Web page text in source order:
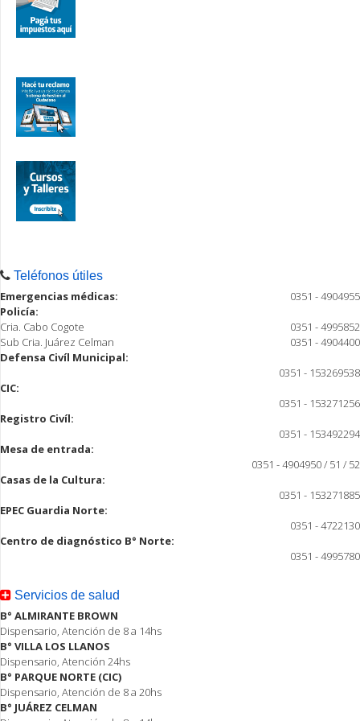
Teléfonos útiles
Emergencias médicas:
0351 - 4904955
Policía:
Cria. Cabo Cogote
0351 - 4995852
Sub Cria. Juárez Celman
0351 - 4904400
Defensa Civíl Municipal:
0351 - 153269538
CIC:
0351 - 153271256
Registro Civíl:
0351 - 153492294
Mesa de entrada:
0351 - 4904950 / 51 / 52
Casas de la Cultura:
0351 - 153271885
EPEC Guardia Norte:
0351 - 4722130
Centro de diagnóstico B° Norte:
0351 - 4995780
Servicios de salud
B° ALMIRANTE BROWN
Dispensario, Atención de 8 a 14hs
B° VILLA LOS LLANOS
Dispensario, Atención 24hs
B° PARQUE NORTE (CIC)
Dispensario, Atención de 8 a 20hs
B° JUÁREZ CELMAN